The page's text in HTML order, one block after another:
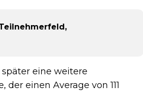
eine weitere
einen Average von 111